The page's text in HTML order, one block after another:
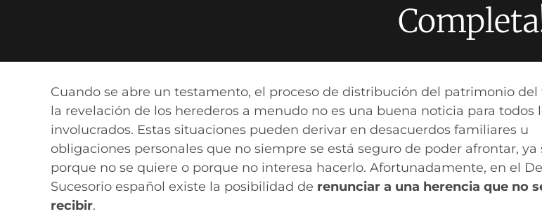
Cuando se abre un testamento, el proceso de distribución del patrimonio del
la revelación de los herederos a menudo no es una buena noticia para todos
involucrados. Estas situaciones pueden derivar en desacuerdos familiares u
obligaciones personales que no siempre se está seguro de poder afrontar, ya
porque no se quiere o porque no interesa hacerlo. Afortunadamente, en el
Sucesorio español existe la posibilidad de renunciar a una herencia que no
recibir.